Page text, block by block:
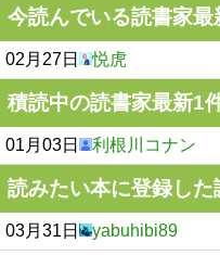
今読んでいる読書家最
02月27日 悦虎
積読中の読書家最新1
01月03日 利根川コナン
読みたい本に登録し
03月31日 yabuhibi89